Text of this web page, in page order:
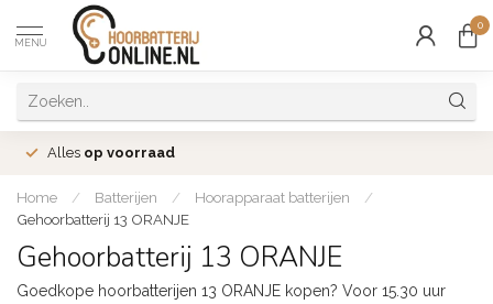
MENU
0
Alles op voorraad
Home / Batterijen / Hoorapparaat batterijen
/
Gehoorbatterij 13 ORANJE
Gehoorbatterij 13 ORANJE
Goedkope hoorbatterijen 13 ORANJE kopen? Voor 15.30 uur